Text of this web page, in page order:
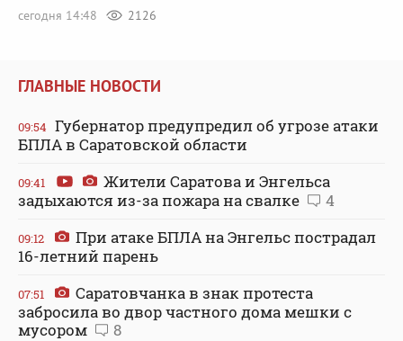
сегодня 14:48
2126
ГЛАВНЫЕ НОВОСТИ
09:54 Губернатор предупредил об угрозе атаки
БПЛА в Саратовской области
09:41
Жители Саратова и Энгельса
задыхаются из-за пожара на свалке
4
09:12
При атаке БПЛА на Энгельс пострадал
16-летний парень
07:51
Саратовчанка в знак протеста
забросила во двор частного дома мешки с
мусором
8